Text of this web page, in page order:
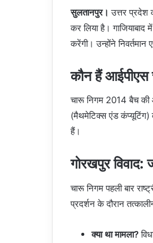
सुलतानपुर। उत्तर प्रदेश
कर लिया है।
करेंगी। उन्होंने
कौन हैं आईपीएस
चारू निगम 2014 बैच की
(मैथमेटिक्स एंड कंप्यूटिंग)
हैं।
गोरखपुर विवाद:
चारू निगम पहली बार
प्रदर्शन के दौरान
क्या था मामला?